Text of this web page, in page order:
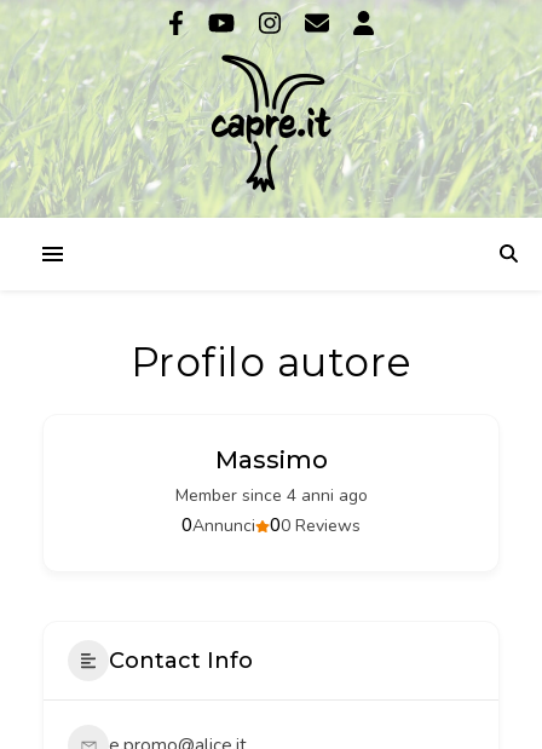
Profilo autore
Massimo
Member since 4 anni ago
00 Reviews
0Annunci
Contact Info